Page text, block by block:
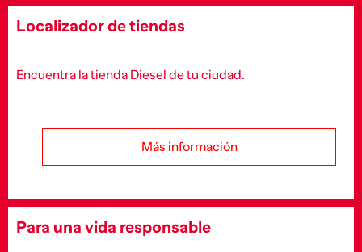
Localizador de tiendas
Encuentra la tienda Diesel de tu ciudad.
Más información
Para una vida responsable